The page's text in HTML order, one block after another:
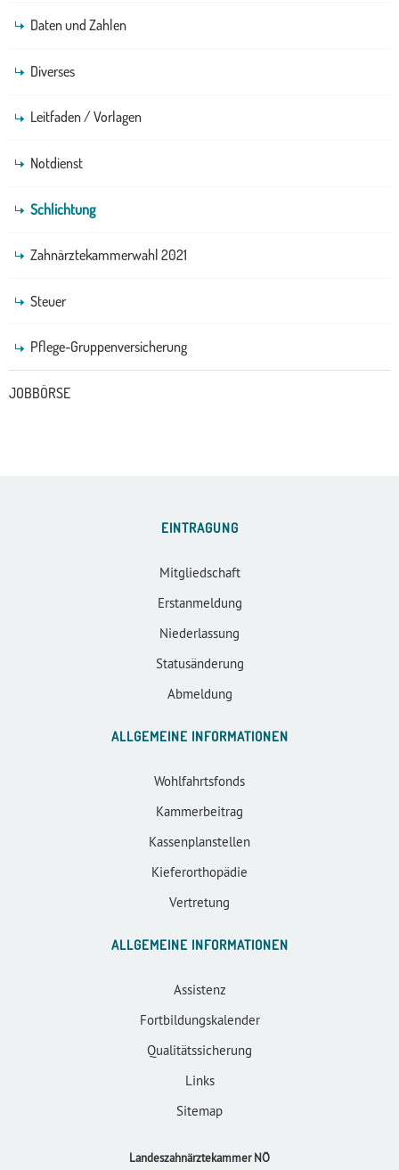
Daten und Zahlen
Diverses
Leitfaden / Vorlagen
Notdienst
Schlichtung
Zahnärztekammerwahl 2021
Steuer
Pflege-Gruppenversicherung
JOBBÖRSE
EINTRAGUNG
Mitgliedschaft
Erstanmeldung
Niederlassung
Statusänderung
Abmeldung
ALLGEMEINE INFORMATIONEN
Wohlfahrtsfonds
Kammerbeitrag
Kassenplanstellen
Kieferorthopädie
Vertretung
ALLGEMEINE INFORMATIONEN
Assistenz
Fortbildungskalender
Qualitätssicherung
Links
Sitemap
Landeszahnärztekammer NÖ